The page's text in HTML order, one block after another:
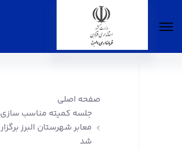
صفحه اصلی
جلسه کمیته مناسب سازی
معابر شهرستان البرز برگزار
شد